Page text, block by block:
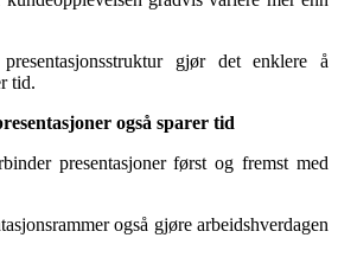
gjør det enklere å
tid.
også sparer tid
presentasjoner først og fremst med
også gjøre arbeidshverdagen